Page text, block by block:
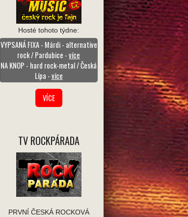
Hosté tohoto týdne:
VYPSANÁ FIXA - Márdi - alternative
rock / Pardubice -více
NA KNOP - hard rock-metal / Česká
Lípa -více
VÍCE
TV ROCKPÁRADA
PRVNÍ ČESKÁ ROCKOVÁ